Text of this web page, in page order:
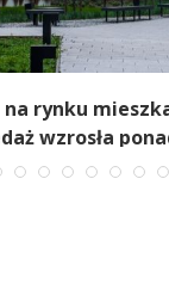
na rynku
wzrosła